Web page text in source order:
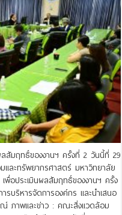
สัมฤทธิ์ของงานฯ ครั้งที่ 2 วันนี้ที่ 29
และทรัพยากรศาสตร์ มหาวิทยาลัย
อประเมินผลสัมฤทธิ์ของงานฯ ครั้ง
ริหารจัดการองค์กร และนำเสนอ
ภาพและข่าว : คณะสิ่งแวดล้อม